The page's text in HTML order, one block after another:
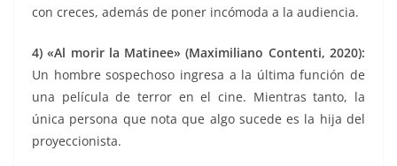
con creces, además de poner incómoda a la audiencia.
4) «Al morir la Matinee» (Maximiliano Contenti, 2020):
Un hombre sospechoso ingresa a la última función de
una película de terror en el cine. Mientras tanto, la
única persona que nota que algo sucede es la hija del
proyeccionista.